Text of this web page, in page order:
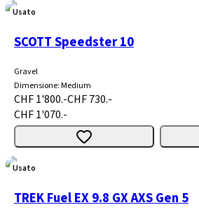
Usato
SCOTT Speedster 10
Gravel
Dimensione:Medium
CHF 1'800.-CHF 730.-
CHF 1'070.-
Usato
TREK Fuel EX 9.8 GX AXS Gen 5